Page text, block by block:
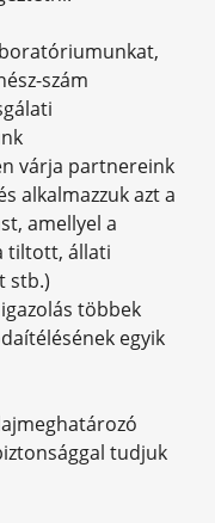
szám
várja partnereink
alkalmazzuk azt a
amellyel a
tiltott, állati
stb.)
többek
egyik
tudjuk